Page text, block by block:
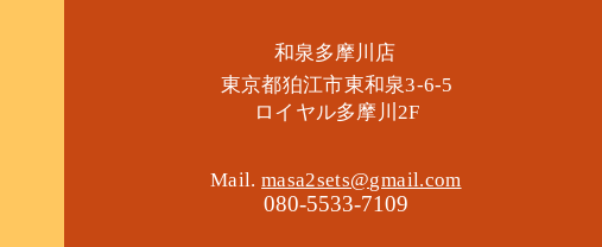
​和泉多摩川店
東京都狛江市東和泉3-6-5
​ロイヤル多摩川2F
Mail.masa2sets@gmail.com
080-5533-7109